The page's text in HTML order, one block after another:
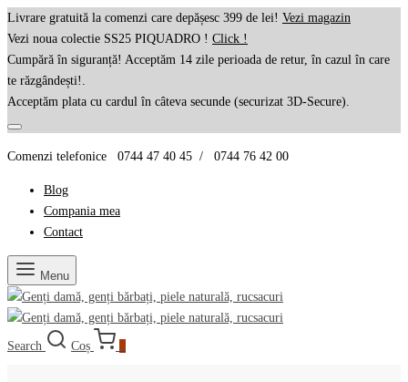
Livrare gratuită la comenzi care depășesc 399 de lei! Vezi magazin
Vezi noua colectie SS25 PIQUADRO ! Click !
Cumpără în siguranță! Acceptăm 14 zile perioada de retur, în cazul în care
te răzgândești!.
Acceptăm plata cu cardul în câteva secunde (securizat 3D-Secure).
Comenzi telefonice 0744 47 40 45 / 0744 76 42 00
Blog
Compania mea
Contact
Menu
Search Coș